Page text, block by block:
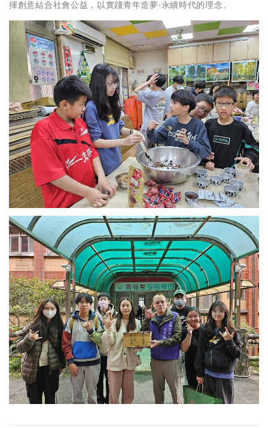
揮創意結合社會公益，以實踐青年造夢‧永續時代的理念。